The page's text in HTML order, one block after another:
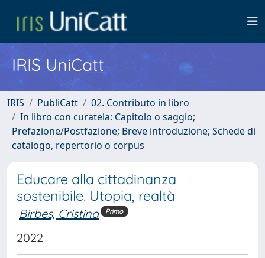
IRIS UniCatt
IRIS PubliCatt
02. Contributo in libro
In libro con curatela: Capitolo o saggio;
Prefazione/Postfazione; Breve introduzione; Schede di
catalogo, repertorio o corpus
Educare alla cittadinanza
sostenibile. Utopia, realtà
Birbes, Cristina Primo
2022